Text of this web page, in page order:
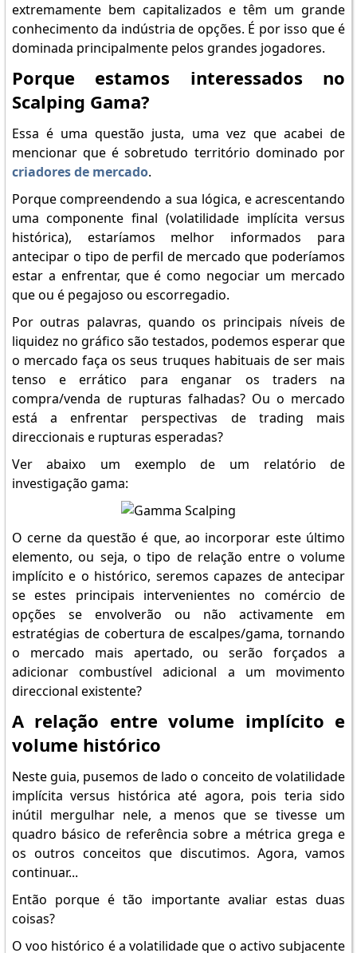
extremamente bem capitalizados e têm um grande
conhecimento da indústria de opções. É por isso que é
dominada principalmente pelos grandes jogadores.
Porque estamos interessados no
Scalping Gama?
Essa é uma questão justa, uma vez que acabei de
mencionar que é sobretudo território dominado por
criadores de mercado.
Porque compreendendo a sua lógica, e acrescentando
uma componente final (volatilidade implícita versus
histórica), estaríamos melhor informados para
antecipar o tipo de perfil de mercado que poderíamos
estar a enfrentar, que é como negociar um mercado
que ou é pegajoso ou escorregadio.
Por outras palavras, quando os principais níveis de
liquidez no gráfico são testados, podemos esperar que
o mercado faça os seus truques habituais de ser mais
tenso e errático para enganar os traders na
compra/venda de rupturas falhadas? Ou o mercado
está a enfrentar perspectivas de trading mais
direccionais e rupturas esperadas?
Ver abaixo um exemplo de um relatório de
investigação gama:
O cerne da questão é que, ao incorporar este último
elemento, ou seja, o tipo de relação entre o volume
implícito e o histórico, seremos capazes de antecipar
se estes principais intervenientes no comércio de
opções se envolverão ou não activamente em
estratégias de cobertura de escalpes/gama, tornando
o mercado mais apertado, ou serão forçados a
adicionar combustível adicional a um movimento
direccional existente?
A relação entre volume implícito e
volume histórico
Neste guia, pusemos de lado o conceito de volatilidade
implícita versus histórica até agora, pois teria sido
inútil mergulhar nele, a menos que se tivesse um
quadro básico de referência sobre a métrica grega e
os outros conceitos que discutimos. Agora, vamos
continuar...
Então porque é tão importante avaliar estas duas
coisas?
O voo histórico é a volatilidade que o activo subjacente